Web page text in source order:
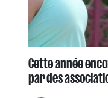
Cette année
par des